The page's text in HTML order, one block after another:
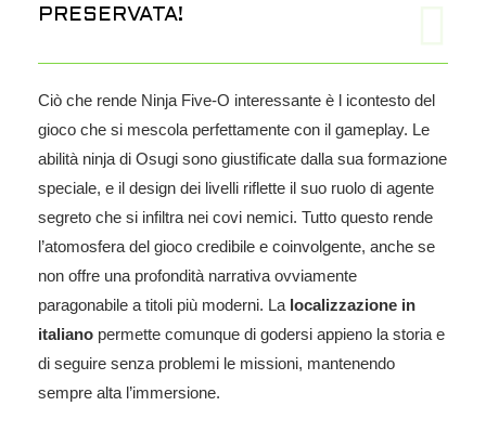
PRESERVATA!
Ciò che rende Ninja Five-O interessante è l icontesto del
gioco che si mescola perfettamente con il gameplay. Le
abilità ninja di Osugi sono giustificate dalla sua formazione
speciale, e il design dei livelli riflette il suo ruolo di agente
segreto che si infiltra nei covi nemici. Tutto questo rende
l’atomosfera del gioco credibile e coinvolgente, anche se
non offre una profondità narrativa ovviamente
paragonabile a titoli più moderni. La localizzazione in
italiano permette comunque di godersi appieno la storia e
di seguire senza problemi le missioni, mantenendo
sempre alta l’immersione.